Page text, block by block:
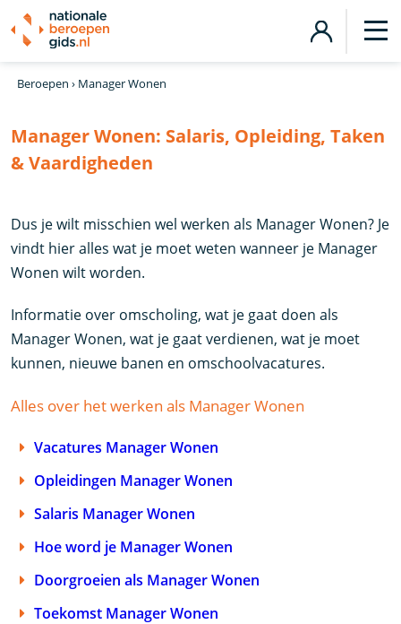
Beroepen › Manager Wonen
Manager Wonen: Salaris, Opleiding, Taken
& Vaardigheden
Dus je wilt misschien wel werken als Manager Wonen? Je
vindt hier alles wat je moet weten wanneer je Manager
Wonen wilt worden.
Informatie over omscholing, wat je gaat doen als
Manager Wonen, wat je gaat verdienen, wat je moet
kunnen, nieuwe banen en omschoolvacatures.
Alles over het werken als Manager Wonen
Vacatures Manager Wonen
Opleidingen Manager Wonen
Salaris Manager Wonen
Hoe word je Manager Wonen
Doorgroeien als Manager Wonen
Toekomst Manager Wonen